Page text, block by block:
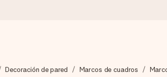
al vuelo, para que lo entregues en el
Decoración de pared Marcos de cuadros